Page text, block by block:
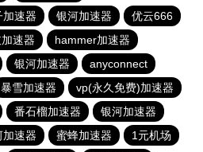
加速器 银河加速器
优云666
速器
hammer加速器
银河加速器
anyconnect
暴雪加速器
vp(永久免费)加速器
番石榴加速器
银河加速器
加速器 蜜蜂加速器
1元机场